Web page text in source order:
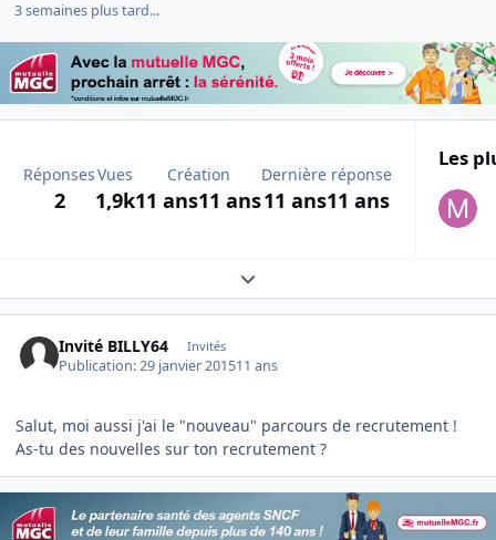
3 semaines plus tard...
Réponses
2
Vues
1,9k
Création
11 ans11 ans
Dernière réponse
11 ans11 ans
Les
Expand topic overview
Invité BILLY64 Invités
Publication:29 janvier 201511 ans
Salut, moi aussi j'ai le "nouveau" parcours de recrutement !
As-tu des nouvelles sur ton recrutement ?